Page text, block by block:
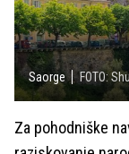
Saorge FOTO:
Za pohodniške